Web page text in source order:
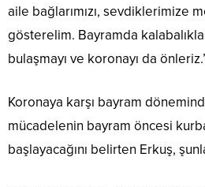
aile bağlarımızı, sevdiklerimize
gösterelim. Bayramda
bulaşmayı ve koronayı da
Koronaya karşı bayram
mücadelenin bayram öncesi
başlayacağını belirten Erkuş,